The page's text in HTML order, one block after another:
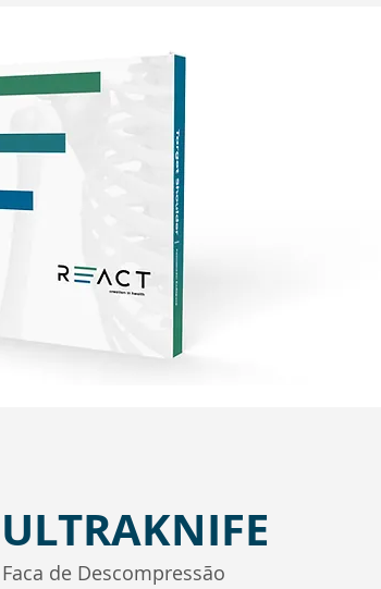
ULTRAKNIFE
Faca de Descompressão